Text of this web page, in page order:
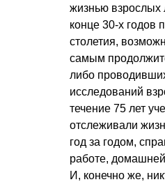
жизнью взрослых
конце 30-х годов
столетия,
самым
либо
исследований
течение 75 лет
отслеживали
год за годом,
работе,
И, конечно же,